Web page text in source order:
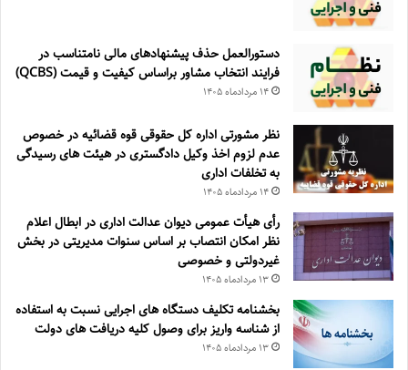
دستورالعمل حذف پيشنهادهای مالی نامتناسب در
فرايند انتخاب مشاور براساس كيفيت و قيمت (QCBS)
۱۴ مرداد‌ماه ۱۴۰۵
نظر مشورتی اداره کل حقوقی قوه قضائیه در خصوص
عدم لزوم اخذ وکیل دادگستری در هیئت های رسیدگی
به تخلفات اداری
۱۴ مرداد‌ماه ۱۴۰۵
رأی هیأت عمومی دیوان عدالت اداری در ابطال اعلام
نظر امکان انتصاب بر اساس سنوات مدیریتی در بخش
غیردولتی و خصوصی
۱۳ مرداد‌ماه ۱۴۰۵
بخشنامه تکلیف دستگاه های اجرایی نسبت به استفاده
از شناسه واریز برای وصول کلیه دریافت های دولت
۱۳ مرداد‌ماه ۱۴۰۵